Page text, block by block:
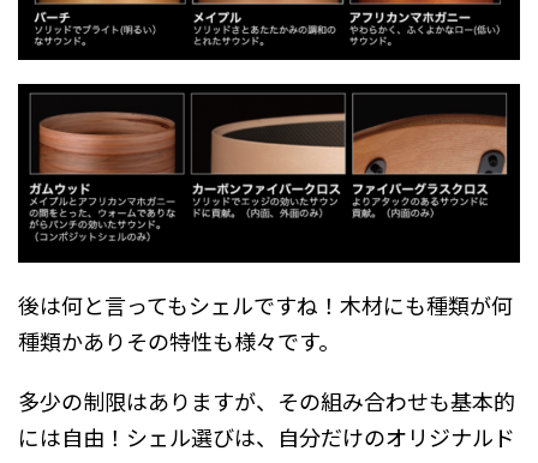
後は何と言ってもシェルですね！木材にも種類が何
種類かありその特性も様々です。
多少の制限はありますが、その組み合わせも基本的
には自由！シェル選びは、自分だけのオリジナルド